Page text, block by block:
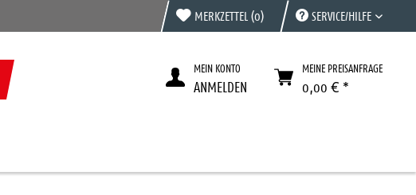
MERKZETTEL (0) SERVICE/HILFE
MEIN KONTO
ANMELDEN
MEINE PREISANFRAGE
0,00 € *